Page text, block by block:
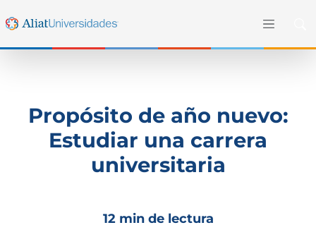
Propósito de año nuevo:
Estudiar una carrera
universitaria
12 min de lectura